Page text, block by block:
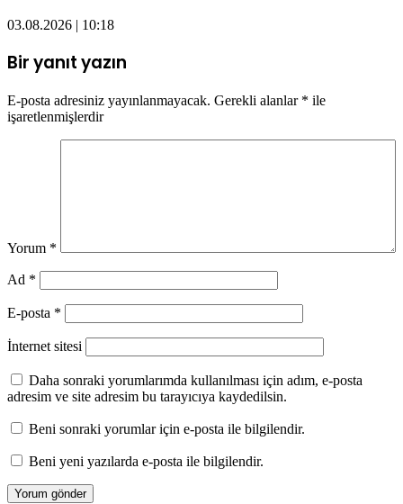
03.08.2026 | 10:18
Bir yanıt yazın
E-posta adresiniz yayınlanmayacak. Gerekli alanlar * ile
işaretlenmişlerdir
Yorum *
Ad *
E-posta *
İnternet sitesi
Daha sonraki yorumlarımda kullanılması için adım, e-posta
adresim ve site adresim bu tarayıcıya kaydedilsin.
Beni sonraki yorumlar için e-posta ile bilgilendir.
Beni yeni yazılarda e-posta ile bilgilendir.